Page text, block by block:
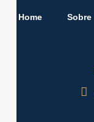
Home Sobre